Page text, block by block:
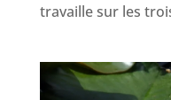
travaille sur les